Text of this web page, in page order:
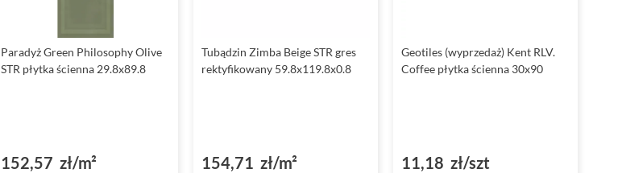
Paradyż Green Philosophy Olive
STR płytka ścienna 29.8x89.8
152,57 zł/m²
Tubądzin Zimba Beige STR gres
rektyfikowany 59.8x119.8x0.8
154,71 zł/m²
Geotiles (wyprzedaż) Kent RLV.
Coffee płytka ścienna 30x90
11,18 zł/szt